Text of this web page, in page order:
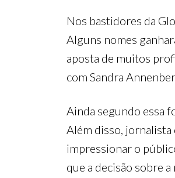
Nos bastidores da
Alguns nomes
aposta de muitos
com Sandra
Ainda segundo essa
Além disso, jornalista
impressionar o
que a decisão sobre